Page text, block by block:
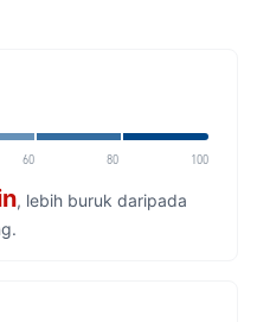
60 80 100
, lebih buruk daripada